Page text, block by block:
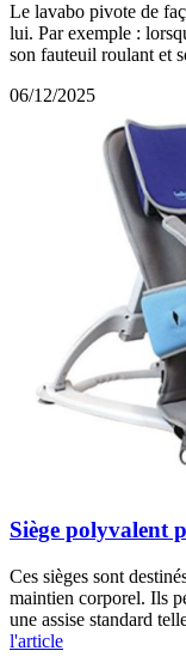
Le lavabo pivote de
lui. Par exemple :
son fauteuil roulant et
06/12/2025
Siège polyvalent
Ces sièges sont
maintien corporel. Ils
une assise standard
l'article